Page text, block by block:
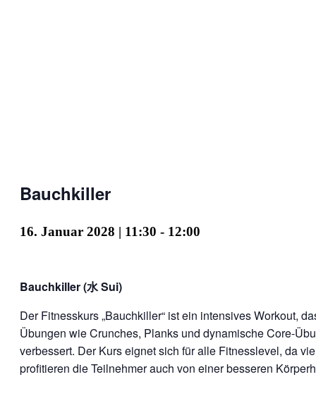
Bauchkiller
16. Januar 2028 | 11:30 - 12:00
Bauchkiller (水 Sui)
Der Fitnesskurs „Bauchkiller“ ist ein intensives Workout,
Übungen wie Crunches, Planks und dynamische Core-
verbessert. Der Kurs eignet sich für alle Fitnesslevel, da
profitieren die Teilnehmer auch von einer besseren